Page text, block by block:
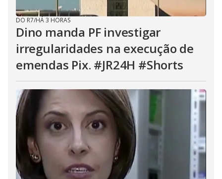
DO R7/HÁ 3 HORAS
Dino manda PF investigar
irregularidades na execução de
emendas Pix. #JR24H #Shorts